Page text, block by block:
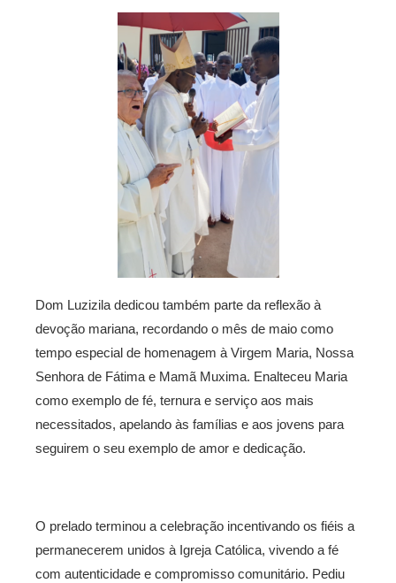
Dom Luzizila dedicou também parte da reflexão à
devoção mariana, recordando o mês de maio como
tempo especial de homenagem à Virgem Maria, Nossa
Senhora de Fátima e Mamã Muxima. Enalteceu Maria
como exemplo de fé, ternura e serviço aos mais
necessitados, apelando às famílias e aos jovens para
seguirem o seu exemplo de amor e dedicação.
O prelado terminou a celebração incentivando os fiéis a
permanecerem unidos à Igreja Católica, vivendo a fé
com autenticidade e compromisso comunitário. Pediu